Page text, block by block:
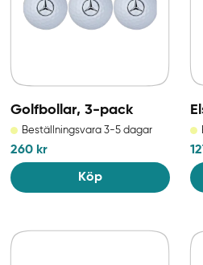
Golfbollar, 3-pack
Beställningsvara 3-5 dagar
260 kr
Köp